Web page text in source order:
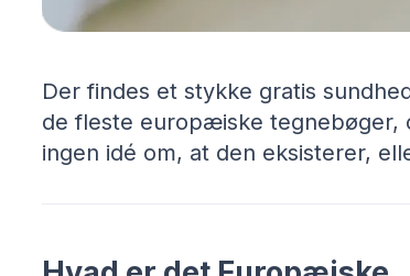
Der findes et stykke gratis
de fleste europæiske tegnebøger,
ingen idé om, at den eksisterer,